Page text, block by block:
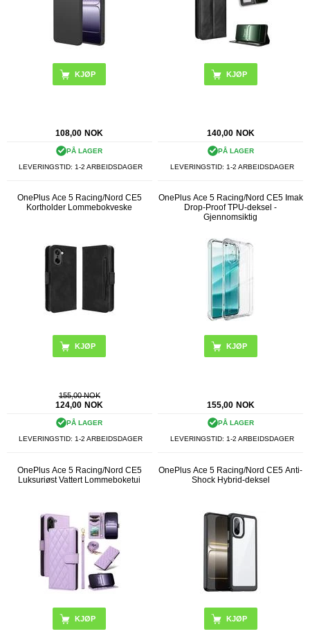
KJØP
108,00 NOK
PÅ LAGER
LEVERINGSTID: 1-2 ARBEIDSDAGER
KJØP
140,00 NOK
PÅ LAGER
LEVERINGSTID: 1-2 ARBEIDSDAGER
OnePlus Ace 5 Racing/Nord CE5
Kortholder Lommebokveske
KJØP
155,00 NOK
124,00 NOK
PÅ LAGER
LEVERINGSTID: 1-2 ARBEIDSDAGER
OnePlus Ace 5 Racing/Nord CE5 Imak
Drop-Proof TPU-deksel -
Gjennomsiktig
155,00 NOK
PÅ LAGER
LEVERINGSTID: 1-2 ARBEIDSDAGER
OnePlus Ace 5 Racing/Nord CE5
Luksuriøst Vattert Lommeboketui
KJØP
OnePlus Ace 5 Racing/Nord CE5 Anti-
Shock Hybrid-deksel
KJØP